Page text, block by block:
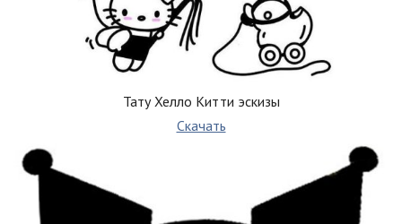
Тату Хелло Китти эскизы
Скачать